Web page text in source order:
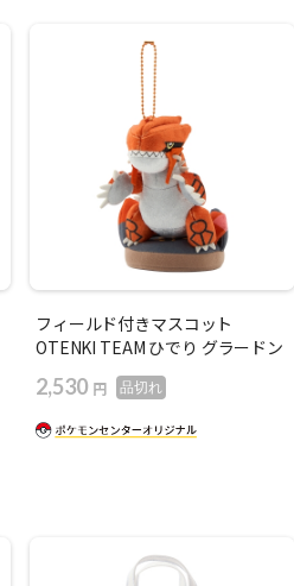
フィールド付きマスコット
OTENKI TEAM ひでり グラードン
2,530 円 品切れ